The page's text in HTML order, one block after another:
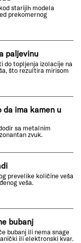
starijih modela
prekomernog
paljevinu
do topljenja izolacije na
što rezultira mirisom
da ima kamen u
sa metalnim
zvuk.
prevelike količine veša
veša.
bubanj
bubanj ili nema snage
ili elektronski kvar.